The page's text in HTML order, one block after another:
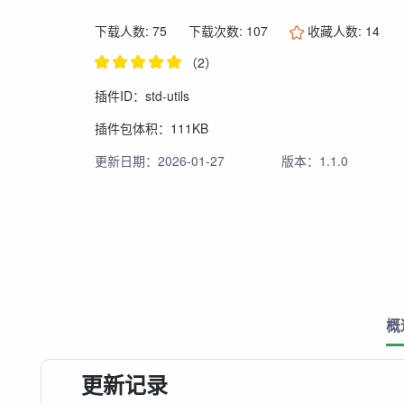
下载人数: 75 下载次数: 107 收藏人数: 14
（2）
插件ID：std-utils
插件包体积：111KB
更新日期：2026-01-27
版本：1.1.0
概
更新记录